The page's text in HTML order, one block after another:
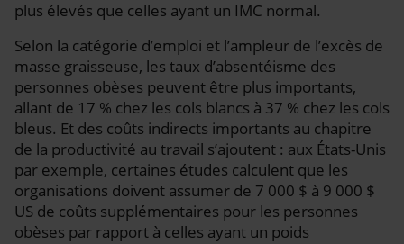
plus élevés que celles ayant un IMC normal.
Selon la catégorie d’emploi et l’ampleur de l’excès de
masse graisseuse, les taux d’absentéisme des
personnes obèses peuvent être plus importants,
allant de 17 % chez les cols blancs à 37 % chez les cols
bleus. Et des coûts indirects importants au chapitre
de la productivité au travail s’ajoutent : aux États-Unis
par exemple, certaines études calculent que les
organisations doivent assumer de 7 000 $ à 9 000 $
US de coûts supplémentaires pour les personnes
obèses par rapport à celles ayant un poids